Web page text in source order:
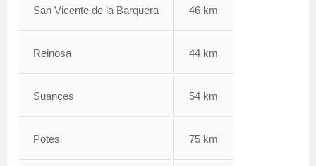
San Vicente de la Barquera 46 km
Reinosa 44 km
Suances 54 km
Potes 75 km